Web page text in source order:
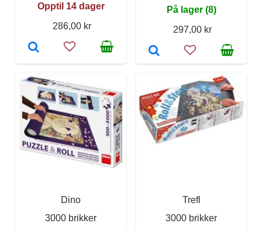
Opptil 14 dager
286,00 kr
På lager (8)
297,00 kr
Dino
3000 brikker
Trefl
3000 brikker